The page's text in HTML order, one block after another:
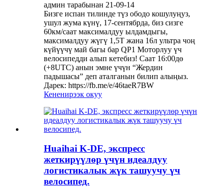
админ тарабынан 21-09-14
Бизге испан тилинде түз ободо кошулуңуз,
ушул жума күнү, 17-сентябрда, биз сизге
60км/саат максималдуу ылдамдыгы,
максималдуу жүгү 1,5T жана 16л ультра чоң
күйүүчү май багы бар QP1 Моторлуу үч
велосипедди алып кетебиз! Саат 16:00дө
(+8UTC) анын эмне үчүн “Жердин
падышасы” деп аталганын билип алыңыз.
Дарек: https://fb.me/e/46taeR7BW
Кененирээк окуу
Huaihai K-DE, экспресс
жеткирүүлөр үчүн идеалдуу
логистикалык жүк ташуучу үч
велосипед.